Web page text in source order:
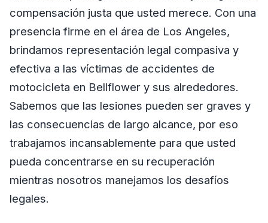
compensación justa que usted merece. Con una
presencia firme en el área de Los Angeles,
brindamos representación legal compasiva y
efectiva a las víctimas de accidentes de
motocicleta en Bellflower y sus alrededores.
Sabemos que las lesiones pueden ser graves y
las consecuencias de largo alcance, por eso
trabajamos incansablemente para que usted
pueda concentrarse en su recuperación
mientras nosotros manejamos los desafíos
legales.